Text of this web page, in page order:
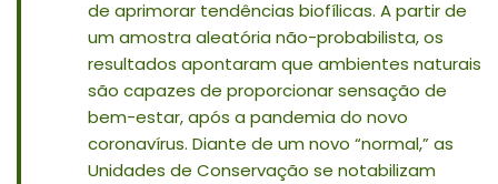
de aprimorar tendências biofílicas. A partir de
um amostra aleatória não-probabilista, os
resultados apontaram que ambientes naturais
são capazes de proporcionar sensação de
bem-estar, após a pandemia do novo
coronavírus. Diante de um novo “normal,” as
Unidades de Conservação se notabilizam